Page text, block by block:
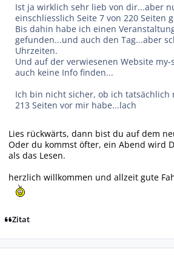
Ist ja wirklich sehr lieb von dir...aber
einschliesslich Seite 7 von 220 Seiten
Bis dahin habe ich einen
gefunden...und auch den Tag...aber
Uhrzeiten.
Und auf der verwiesenen Website my-
auch keine Info finden...
Ich bin nicht sicher, ob ich tatsächlich
213 Seiten vor mir habe...lach
Lies rückwärts, dann bist du auf dem
Oder du kommst öfter, ein Abend wird
als das Lesen.
herzlich willkommen und allzeit gute
Zitat